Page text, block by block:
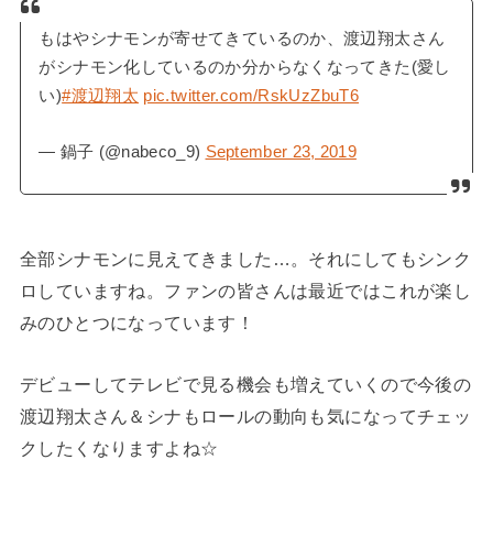
もはやシナモンが寄せてきているのか、渡辺翔太さん
がシナモン化しているのか分からなくなってきた(愛し
い)#渡辺翔太 pic.twitter.com/RskUzZbuT6
— 鍋子 (@nabeco_9) September 23, 2019
全部シナモンに見えてきました…。それにしてもシンク
ロしていますね。ファンの皆さんは最近ではこれが楽し
みのひとつになっています！
デビューしてテレビで見る機会も増えていくので今後の
渡辺翔太さん＆シナもロールの動向も気になってチェッ
クしたくなりますよね☆